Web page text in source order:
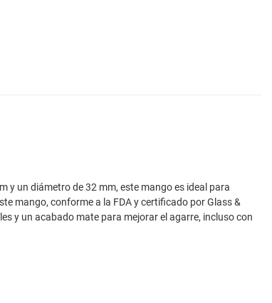
y un diámetro de 32 mm, este mango es ideal para
mango, conforme a la FDA y certificado por Glass &
y un acabado mate para mejorar el agarre, incluso con